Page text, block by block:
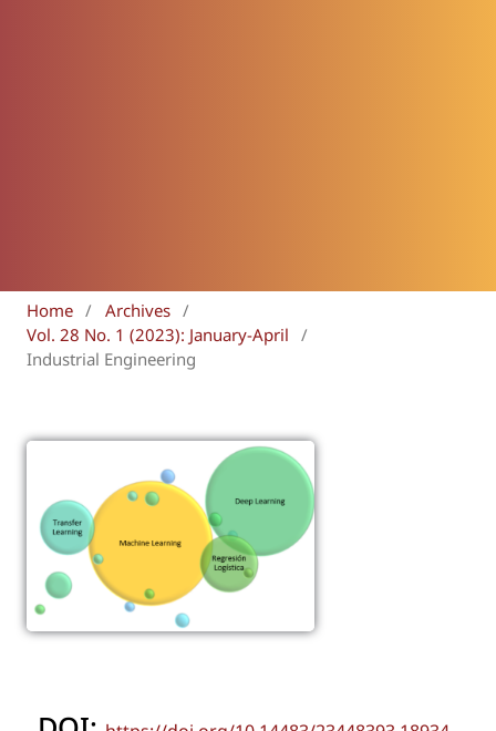
Home / Archives /
Vol. 28 No. 1 (2023): January-April
/
Industrial Engineering